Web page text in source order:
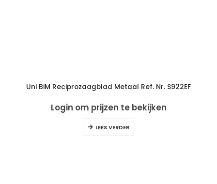
Uni BiM Reciprozaagblad Metaal Ref. Nr. S922EF
Login om prijzen te bekijken
LEES VERDER